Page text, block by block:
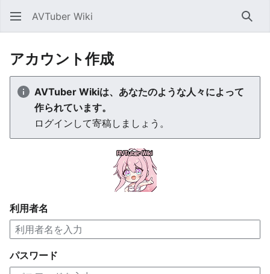
AVTuber Wiki 検索
アカウント作成
AVTuber Wikiは、あなたのような人々によって
作られています。
ログインして寄稿しましょう。
利用者名
パスワード